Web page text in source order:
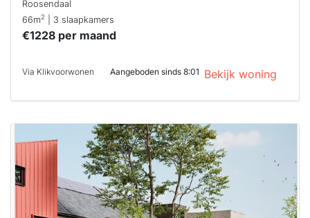
Roosendaal
66m2 | 3 slaapkamers
€1228 per maand
Via Klikvoorwonen Aangeboden sinds 8:01 Bekijk woning
Deze woning
waarschijnlijk
al verhuurd
Om kans te
maken moet je
binnen 15
minuten